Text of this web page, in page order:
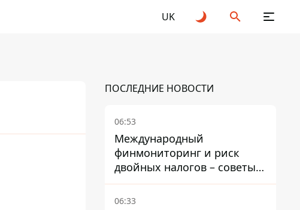
UK
ПОСЛЕДНИЕ НОВОСТИ
06:53
Международный
финмониторинг и риск
двойных налогов – советы
украинцам в Польше
06:33